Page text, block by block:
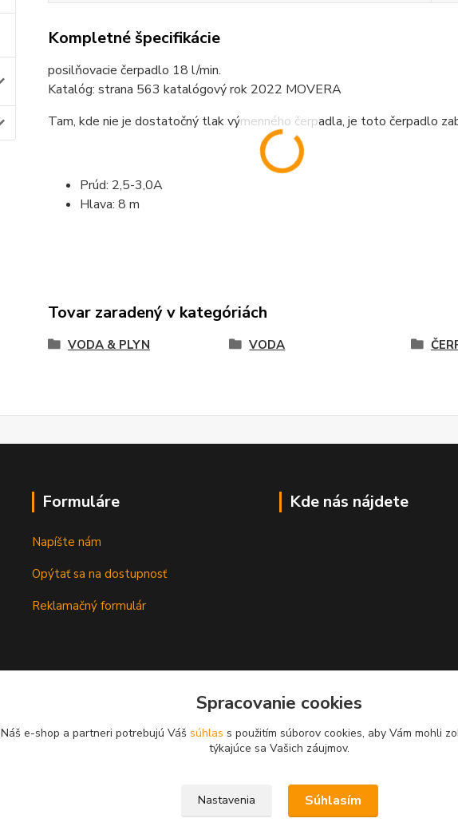
Kompletné špecifikácie
posilňovacie čerpadlo 18 l/min.
Katalóg: strana 563 katalógový rok 2022 MOVERA
Tam, kde nie je dostatočný tlak výmenného čerpadla, je toto čerpadlo
Prúd: 2,5-3,0A
Hlava: 8 m
Tovar zaradený v kategóriách
VODA & PLYN VODA
Formuláre
Napíšte nám
Opýtať sa na dostupnosť
Reklamačný formulár
Kde nás nájdete
Spracovanie cookies
Náš e-shop a partneri potrebujú Váš súhlas s použitím súborov cookies, aby Vám mohli
týkajúce sa Vašich záujmov.
Nastavenia Súhlasím